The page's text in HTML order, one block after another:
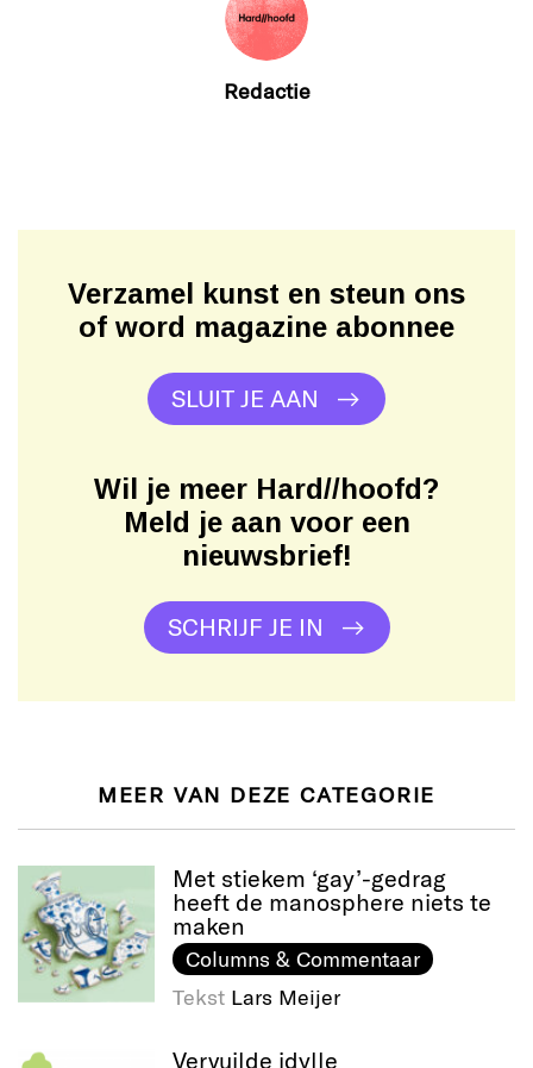
Redactie
Verzamel kunst en steun ons
of word magazine abonnee
SLUIT JE AAN
Wil je meer Hard//hoofd?
Meld je aan voor een
nieuwsbrief!
SCHRIJF JE IN
MEER VAN DEZE CATEGORIE
Met stiekem ‘gay’-gedrag
heeft de manosphere niets te
maken
Columns & Commentaar
Tekst Lars Meijer
Vervuilde idylle